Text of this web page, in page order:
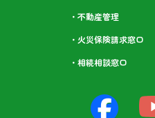
・不動産管理
・火災保険請求窓口
・相続相談⁩窓口